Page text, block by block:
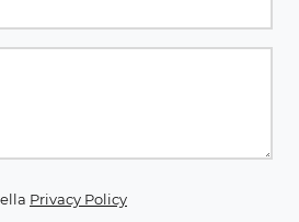
Privacy Policy